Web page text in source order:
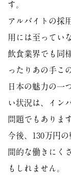
す。
アルバイトの採
用には至ってい
飲食業界でも同
ったりあの手こ
日本の魅力の一
い状況は、イン
問題でもあります
今後、130万円
間的な働きにく
もしれません。